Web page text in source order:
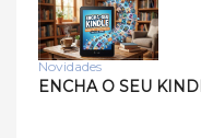
Novidades
ENCHA O SEU